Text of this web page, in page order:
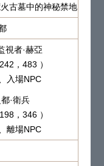
古墓中的神秘禁地
視者·赫亞
，483 ）
入場NPC
·衛兵
，346 ）
離場NPC